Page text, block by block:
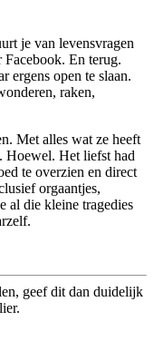
je van levensvragen
En terug.
ergens open te slaan.
raken,
Met alles wat ze heeft
Hoewel. Het liefst had
te overzien en direct
orgaantjes,
al die kleine tragedies
geef dit dan duidelijk